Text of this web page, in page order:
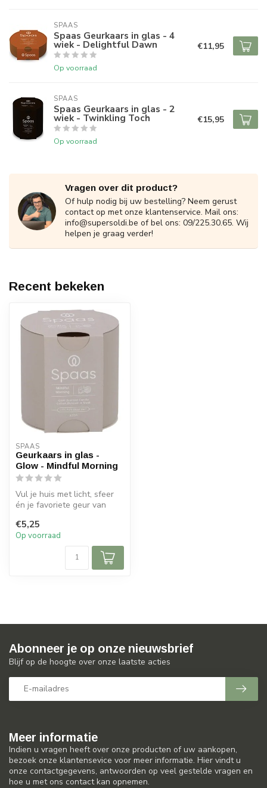
SPAAS
Spaas Geurkaars in glas - 4
wiek - Delightful Dawn
Op voorraad
€11,95
SPAAS
Spaas Geurkaars in glas - 2
wiek - Twinkling Toch
Op voorraad
€15,95
Vragen over dit product?
Of hulp nodig bij uw bestelling? Neem gerust
contact op met onze klantenservice. Mail ons:
info@supersoldi.be of bel ons: 09/225.30.65. Wij
helpen je graag verder!
Recent bekeken
SPAAS
Geurkaars in glas -
Glow - Mindful Morning
Vul je huis met licht, sfeer
én je favoriete geur van
Geurkaarsen...
€5,25
Op voorraad
Meer informatie
Indien u vragen heeft over onze producten of uw aankopen,
bezoek onze klantensevice voor meer informatie. Hier vindt u
onze contactgegevens, antwoorden op veel gestelde vragen en
hoe u met ons contact kan opnemen.
Abonneer je op onze nieuwsbrief
Blijf op de hoogte over onze laatste acties